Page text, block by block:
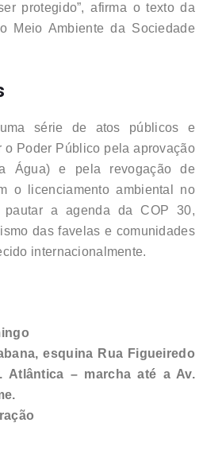
protegido”, afirma o texto da
Meio Ambiente da Sociedade
série de atos públicos e
o Poder Público pela aprovação
Água) e pela revogação de
o licenciamento ambiental no
pautar a agenda da COP 30,
das favelas e comunidades
internacionalmente.
esquina Rua Figueiredo
Atlântica – marcha até a Av.